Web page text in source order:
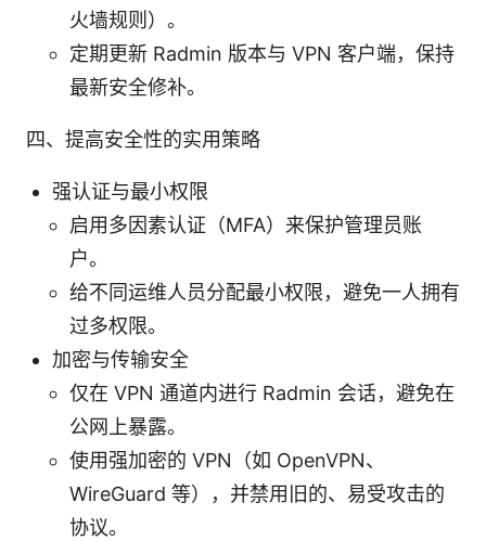
火墙规则）。
定期更新 Radmin 版本与 VPN 客户端，保持
最新安全修补。
四、提高安全性的实用策略
强认证与最小权限
启用多因素认证（MFA）来保护管理员账
户。
给不同运维人员分配最小权限，避免一人拥有
过多权限。
加密与传输安全
仅在 VPN 通道内进行 Radmin 会话，避免在
公网上暴露。
使用强加密的 VPN（如 OpenVPN、
WireGuard 等），并禁用旧的、易受攻击的
协议。